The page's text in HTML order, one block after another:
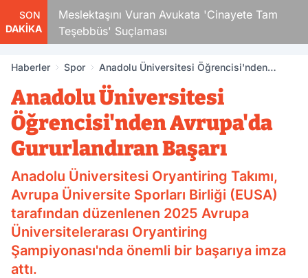
SON
DAKİKA
Meslektaşını Vuran Avukata 'Cinayete Tam
Teşebbüs' Suçlaması
Haberler Spor
Anadolu Üniversitesi Öğrencisi'nden
Anadolu Üniversitesi
Öğrencisi'nden Avrupa'da
Gururlandıran Başarı
Anadolu Üniversitesi Oryantiring Takımı,
Avrupa Üniversite Sporları Birliği (EUSA)
tarafından düzenlenen 2025 Avrupa
Üniversitelerarası Oryantiring
Şampiyonası'nda önemli bir başarıya imza
attı.